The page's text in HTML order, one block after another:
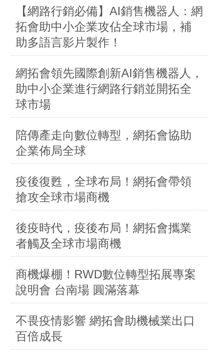
【網路行銷必備】AI銷售機器人：網
拓會助中小企業攻佔全球市場，補
助多語言影片製作！
網拓會領先國際創新AI銷售機器人，
助中小企業進行網路行銷並開拓全
球市場
陪傳產走向數位轉型，網拓會協助
企業佈局全球
疫後復甦，全球布局！網拓會帶領
搶攻全球市場商機
後疫時代，疫後布局！網拓會攜業
者觸及全球市場商機
商機爆棚！RWD數位轉型拓展專案
說明會 台南場 圓滿落幕
不畏疫情影響 網拓會助機械業出口
百倍成長